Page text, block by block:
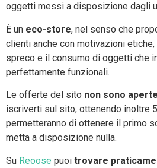
oggetti messi a disposizione dagli
È un eco-store, nel senso che
clienti anche con motivazioni
spreco e il consumo di oggetti che
perfettamente funzionali.
Le offerte del sito non sono
iscriverti sul sito, ottenendo inoltre
permetteranno di ottenere il primo
metta a disposizione nulla.
Su Reoose puoi trovare